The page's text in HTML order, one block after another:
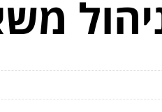
ניהול